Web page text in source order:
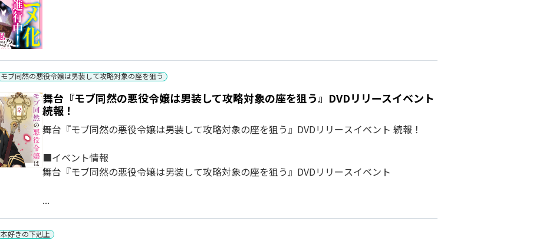
モブ同然の悪役令嬢は男装して攻略対象の座を狙う
舞台『モブ同然の悪役令嬢は男装して攻略対象の座を狙う』DVDリリースイベント
続報！
舞台『モブ同然の悪役令嬢は男装して攻略対象の座を狙う』DVDリリースイベント 続報！
■イベント情報
舞台『モブ同然の悪役令嬢は男装して攻略対象の座を狙う』DVDリリースイベント
...
本好きの下剋上